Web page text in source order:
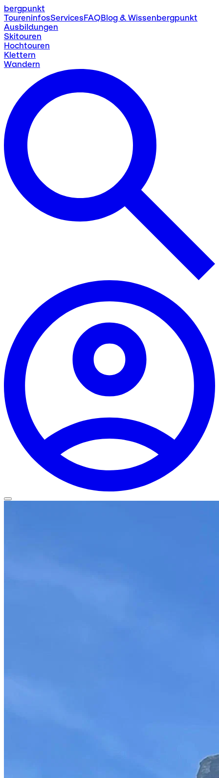
bergpunkt
ToureninfosServicesFAQBlog & Wissenbergpunkt
Ausbildungen
Skitouren
Hochtouren
Klettern
Wandern